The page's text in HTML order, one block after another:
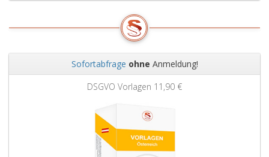
Sofortabfrage ohne Anmeldung!
DSGVO Vorlagen 11,90 €